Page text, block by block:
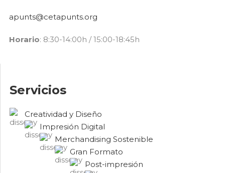
apunts@cetapunts.org
Horario: 8:30-14:00h / 15:00-18:45h
Servicios
Creatividad y Diseño
Impresión Digital
Merchandising Sostenible
Gran Formato
Post-impresión